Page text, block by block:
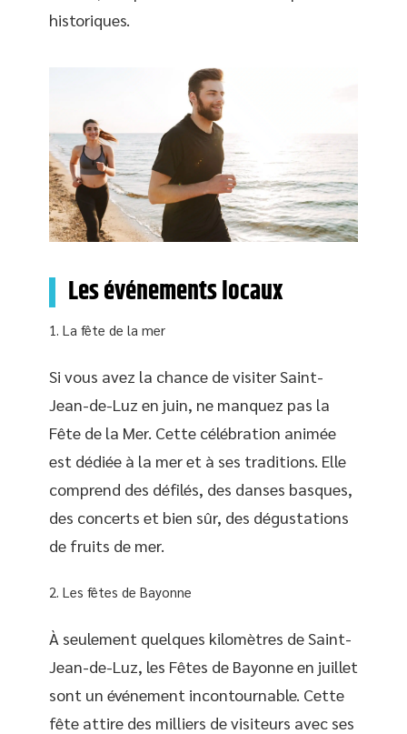
historiques.
Les événements locaux
La fête de la mer
Si vous avez la chance de visiter Saint-
Jean-de-Luz en juin, ne manquez pas la
Fête de la Mer. Cette célébration animée
est dédiée à la mer et à ses traditions. Elle
comprend des défilés, des danses basques,
des concerts et bien sûr, des dégustations
de fruits de mer.
Les fêtes de Bayonne
À seulement quelques kilomètres de Saint-
Jean-de-Luz, les Fêtes de Bayonne en juillet
sont un événement incontournable. Cette
fête attire des milliers de visiteurs avec ses